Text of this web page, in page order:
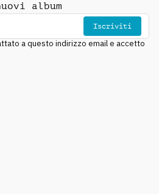
album
Iscriviti
a questo indirizzo email e accetto